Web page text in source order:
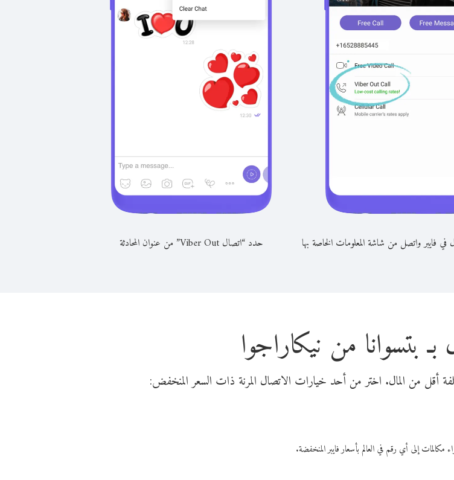
فايبر واتصل من شاشة المعلومات الخاصة بها حدد “اتصال Viber Out” من عنوان المحادثة
بتسوانا من نيكاراجوا